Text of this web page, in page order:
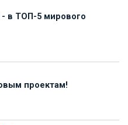
в ТОП-5 мирового
проектам!